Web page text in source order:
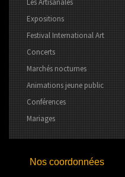
Expositions
Festival International Art
Concerts
Marchés nocturnes
Animations jeune public
Conférences
Mariages
Nos coordonnées